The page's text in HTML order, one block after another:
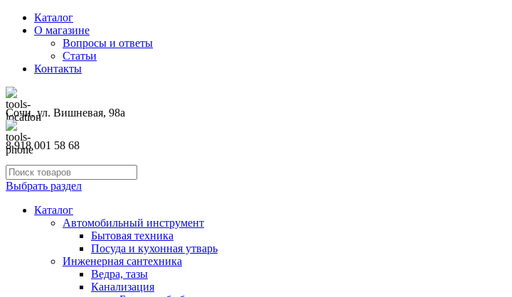
Каталог
О магазине
Вопросы и ответы
Статьи
Контакты
Сочи, ул. Вишневая, 98а
8 918 001 58 68
Выбрать раздел
Каталог
Автомобильный инструмент
Бытовая техника
Посуда и кухонная утварь
Инженерная сантехника
Ведра, тазы
Канализация